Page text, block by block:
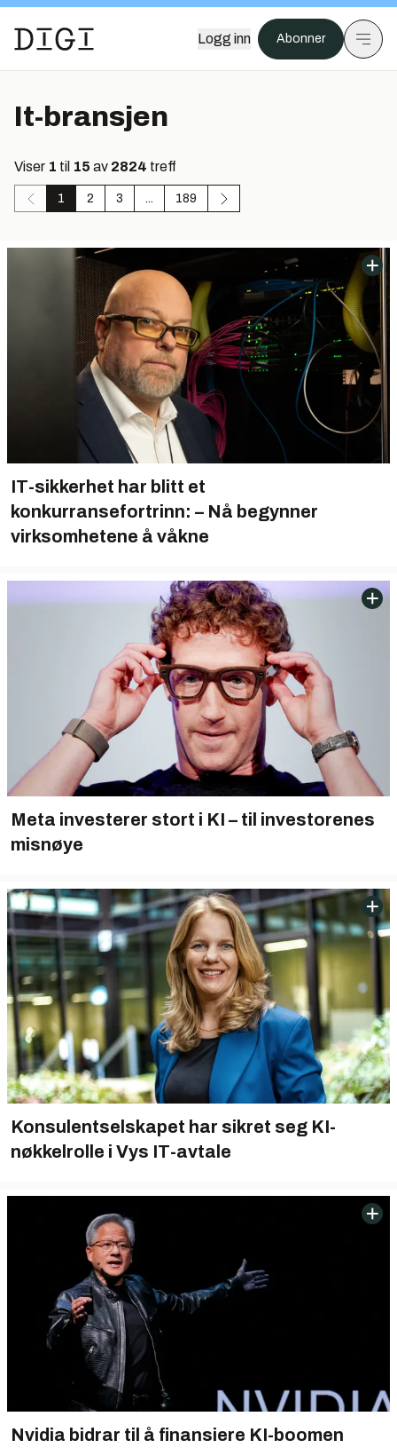
Logg inn Abonner
It-bransjen
Viser 1 til 15 av 2824 treff
1 2 3 ... 189
IT-sikkerhet har blitt et
konkurransefortrinn: – Nå begynner
virksomhetene å våkne
Meta investerer stort i KI – til investorenes
misnøye
Konsulentselskapet har sikret seg KI-
nøkkelrolle i Vys IT-avtale
Nvidia bidrar til å finansiere KI-boomen